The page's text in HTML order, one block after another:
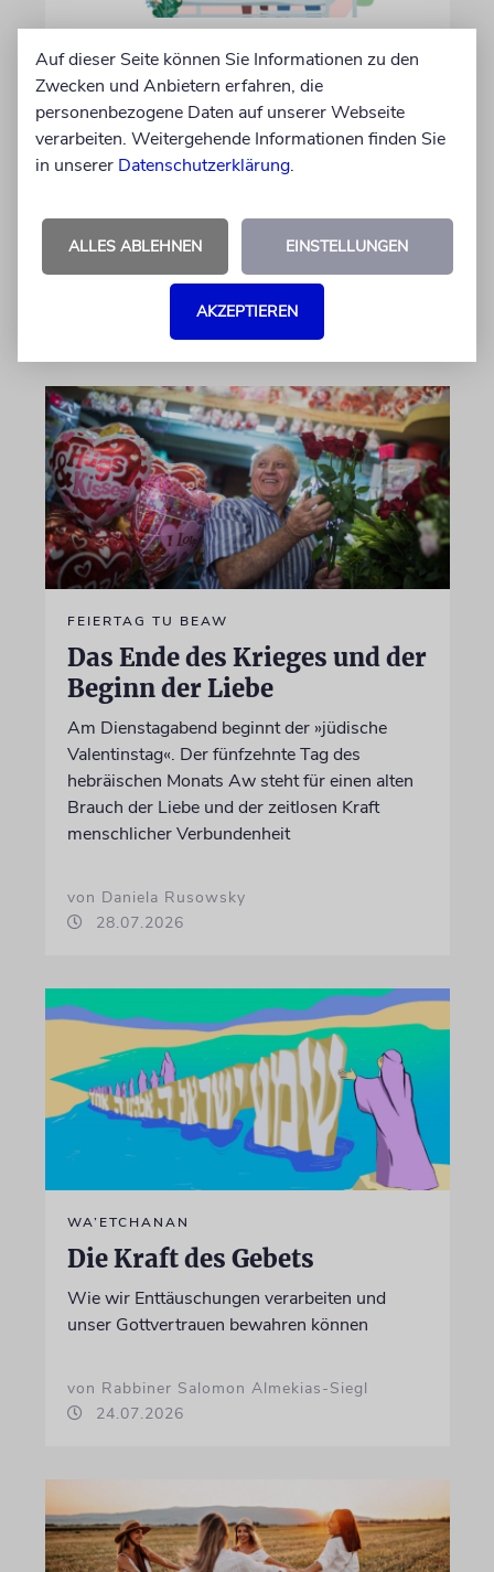
ETHIK
Geliehene Mütter?
Der Schmerz ungewollter Kinderlosigkeit
begleitet die jüdische Tradition seit der Tora.
Moderne Reproduktionsmedizin eröffnet
von Chajm Guski
FEIERTAG TU BEAW
Das Ende des Krieges und der
Beginn der Liebe
Am Dienstagabend beginnt der »jüdische
Valentinstag«. Der fünfzehnte Tag des
hebräischen Monats Aw steht für einen alten
Brauch der Liebe und der zeitlosen Kraft
menschlicher Verbundenheit
von Daniela Rusowsky
28.07.2026
WA’ETCHANAN
Die Kraft des Gebets
Wie wir Enttäuschungen verarbeiten und
unser Gottvertrauen bewahren können
von Rabbiner Salomon Almekias-Siegl
24.07.2026
Auf dieser Seite können Sie Informationen zu den
Zwecken und Anbietern erfahren, die
personenbezogene Daten auf unserer Webseite
verarbeiten. Weitergehende Informationen finden Sie
in unserer Datenschutzerklärung.
ALLES ABLEHNEN EINSTELLUNGEN
AKZEPTIEREN